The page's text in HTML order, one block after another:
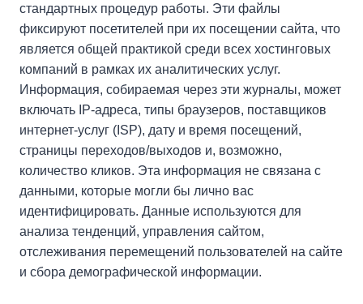
стандартных процедур работы. Эти файлы
фиксируют посетителей при их посещении сайта, что
является общей практикой среди всех хостинговых
компаний в рамках их аналитических услуг.
Информация, собираемая через эти журналы, может
включать IP-адреса, типы браузеров, поставщиков
интернет-услуг (ISP), дату и время посещений,
страницы переходов/выходов и, возможно,
количество кликов. Эта информация не связана с
данными, которые могли бы лично вас
идентифицировать. Данные используются для
анализа тенденций, управления сайтом,
отслеживания перемещений пользователей на сайте
и сбора демографической информации.